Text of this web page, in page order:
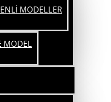
MODELLER
MODEL